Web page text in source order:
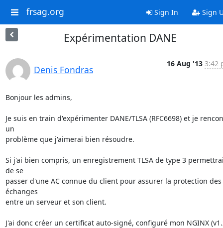
frsag.org Sign In Sign
Expérimentation DANE
Denis Fondras
16 Aug '13 3:42
Bonjour les admins,
Je suis en train d'expérimenter DANE/TLSA (RFC6698) et je
un
problème que j'aimerai bien résoudre.
Si j'ai bien compris, un enregistrement TLSA de type 3
de se
passer d'une AC connue du client pour assurer la protection des
échanges
entre un serveur et son client.
J'ai donc créer un certificat auto-signé, configuré mon NGINX